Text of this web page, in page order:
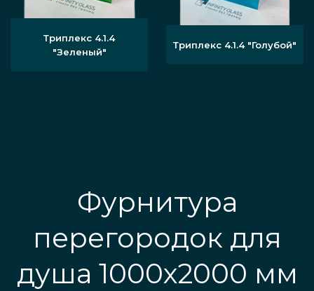
Триплекс 4.1.4
"Зеленый"
Триплекс 4.1.4 "Голубой"
Фурнитура
перегородок для
душа 1000х2000 мм